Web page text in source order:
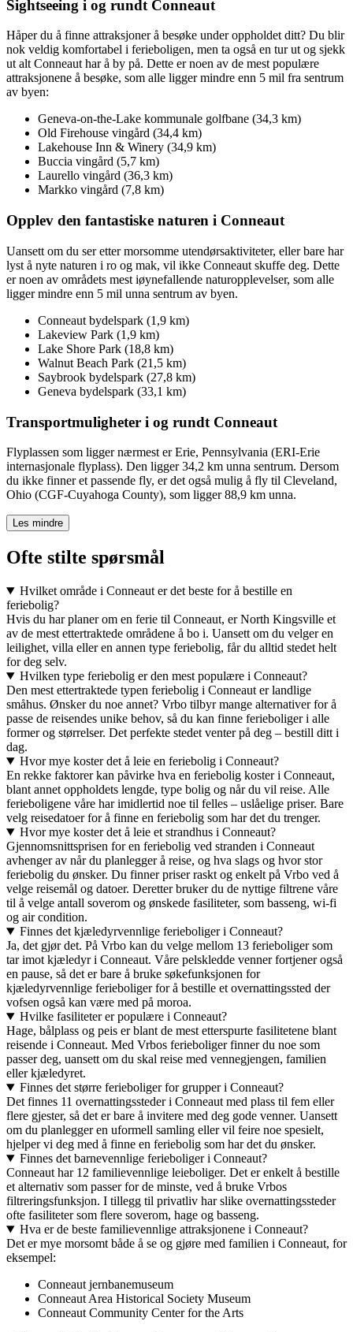
Sightseeing i og rundt Conneaut
Håper du å finne attraksjoner å besøke under oppholdet ditt? Du blir
nok veldig komfortabel i ferieboligen, men ta også en tur ut og sjekk
ut alt Conneaut har å by på. Dette er noen av de mest populære
attraksjonene å besøke, som alle ligger mindre enn 5 mil fra sentrum
av byen:
Geneva-on-the-Lake kommunale golfbane (34,3 km)
Old Firehouse vingård (34,4 km)
Lakehouse Inn & Winery (34,9 km)
Buccia vingård (5,7 km)
Laurello vingård (36,3 km)
Markko vingård (7,8 km)
Opplev den fantastiske naturen i Conneaut
Uansett om du ser etter morsomme utendørsaktiviteter, eller bare har
lyst å nyte naturen i ro og mak, vil ikke Conneaut skuffe deg. Dette
er noen av områdets mest iøynefallende naturopplevelser, som alle
ligger mindre enn 5 mil unna sentrum av byen.
Conneaut bydelspark (1,9 km)
Lakeview Park (1,9 km)
Lake Shore Park (18,8 km)
Walnut Beach Park (21,5 km)
Saybrook bydelspark (27,8 km)
Geneva bydelspark (33,1 km)
Transportmuligheter i og rundt Conneaut
Flyplassen som ligger nærmest er Erie, Pennsylvania (ERI-Erie
internasjonale flyplass). Den ligger 34,2 km unna sentrum. Dersom
du ikke finner et passende fly, er det også mulig å fly til Cleveland,
Ohio (CGF-Cuyahoga County), som ligger 88,9 km unna.
Les mindre
Ofte stilte spørsmål
Hvilket område i Conneaut er det beste for å bestille en
feriebolig?
Hvis du har planer om en ferie til Conneaut, er North Kingsville et
av de mest ettertraktede områdene å bo i. Uansett om du velger en
leilighet, villa eller en annen type feriebolig, får du alltid stedet helt
for deg selv.
Hvilken type feriebolig er den mest populære i Conneaut?
Den mest ettertraktede typen feriebolig i Conneaut er landlige
småhus. Ønsker du noe annet? Vrbo tilbyr mange alternativer for å
passe de reisendes unike behov, så du kan finne ferieboliger i alle
former og størrelser. Det perfekte stedet venter på deg – bestill ditt i
dag.
Hvor mye koster det å leie en feriebolig i Conneaut?
En rekke faktorer kan påvirke hva en feriebolig koster i Conneaut,
blant annet oppholdets lengde, type bolig og når du vil reise. Alle
ferieboligene våre har imidlertid noe til felles – uslåelige priser. Bare
velg reisedatoer for å finne en feriebolig som har det du trenger.
Hvor mye koster det å leie et strandhus i Conneaut?
Gjennomsnittsprisen for en feriebolig ved stranden i Conneaut
avhenger av når du planlegger å reise, og hva slags og hvor stor
feriebolig du ønsker. Du finner priser raskt og enkelt på Vrbo ved å
velge reisemål og datoer. Deretter bruker du de nyttige filtrene våre
til å velge antall soverom og ønskede fasiliteter, som basseng, wi-fi
og air condition.
Finnes det kjæledyrvennlige ferieboliger i Conneaut?
Ja, det gjør det. På Vrbo kan du velge mellom 13 ferieboliger som
tar imot kjæledyr i Conneaut. Våre pelskledde venner fortjener også
en pause, så det er bare å bruke søkefunksjonen for
kjæledyrvennlige ferieboliger for å bestille et overnattingssted der
vofsen også kan være med på moroa.
Hvilke fasiliteter er populære i Conneaut?
Hage, bålplass og peis er blant de mest etterspurte fasilitetene blant
reisende i Conneaut. Med Vrbos ferieboliger finner du noe som
passer deg, uansett om du skal reise med vennegjengen, familien
eller kjæledyret.
Finnes det større ferieboliger for grupper i Conneaut?
Det finnes 11 overnattingssteder i Conneaut med plass til fem eller
flere gjester, så det er bare å invitere med deg gode venner. Uansett
om du planlegger en uformell samling eller vil feire noe spesielt,
hjelper vi deg med å finne en feriebolig som har det du ønsker.
Finnes det barnevennlige ferieboliger i Conneaut?
Conneaut har 12 familievennlige leieboliger. Det er enkelt å bestille
et alternativ som passer for de minste, ved å bruke Vrbos
filtreringsfunksjon. I tillegg til privatliv har slike overnattingssteder
ofte fasiliteter som flere soverom, hage og basseng.
Hva er de beste familievennlige attraksjonene i Conneaut?
Det er mye morsomt både å se og gjøre med familien i Conneaut, for
eksempel:
Conneaut jernbanemuseum
Conneaut Area Historical Society Museum
Conneaut Community Center for the Arts